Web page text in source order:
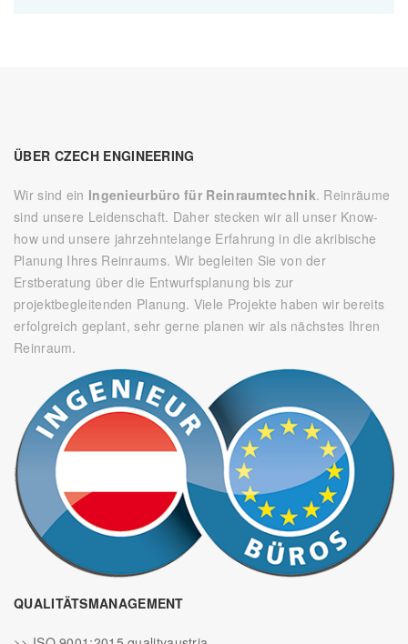
ÜBER CZECH ENGINEERING
Wir sind ein Ingenieurbüro für Reinraumtechnik. Reinräume
sind unsere Leidenschaft. Daher stecken wir all unser Know-
how und unsere jahrzehntelange Erfahrung in die akribische
Planung Ihres Reinraums. Wir begleiten Sie von der
Erstberatung über die Entwurfsplanung bis zur
projektbegleitenden Planung. Viele Projekte haben wir bereits
erfolgreich geplant, sehr gerne planen wir als nächstes Ihren
Reinraum.
QUALITÄTSMANAGEMENT